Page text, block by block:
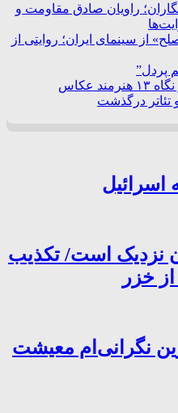
راویان صادق مقاومت و
از سینمای ایران؛ روایتی از
پردل”
عکاس
تئاتر درگذشت
اسرائیل
نزدیک است/ تکذیب
نگرانی‌ام معیشت